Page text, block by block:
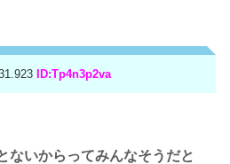
ID:Tp4n3p2va
ないからってみんなそうだと